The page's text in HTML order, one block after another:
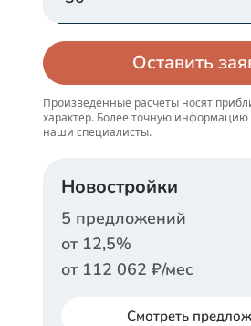
Оставить
Произведенные расчеты носят
характер. Более точную информацию
наши специалисты.
Новостройки
5 предложений
от 12,5%
от 112 062 ₽/мес
Смотреть